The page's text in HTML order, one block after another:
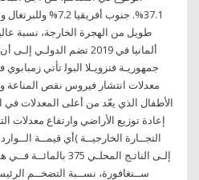
37.1%. ﺟﻨﻮب أﻓﺮﻳﻘﻴﺎ
ﻃﻮﻳﻞ ﻣﻦ اﻟﻬﺠﺮة اﻟﺨﺎرﺟﺔ، ﻧﺴﺒﺔ
أﻟﻤﺎﻧﻴﺎ ﻓﻲ 2019 ﺗﻀﻢ
ﺟﻤﻬﻮرﻳـﺔ ﻓﻨﺰوﻳـﻼ اﻟﺒﻮﻟ تأتي
معدلات انتشار فيروس نقص المناعة
الأطفال الذي يعّد من أعلى المعدلات
إعادة توزيع الأراضي وارتفاع معدلات
التجــارة الخارجيــة )أي قيمــة
ســنغافورة، نســبة التضخــم